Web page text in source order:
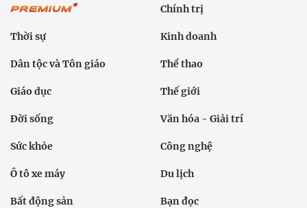
Chính trị
Thời sự Kinh doanh
Dân tộc và Tôn giáo Thể thao
Giáo dục Thế giới
Đời sống Văn hóa - Giải trí
Sức khỏe Công nghệ
Ô tô xe máy Du lịch
Bất động sản Bạn đọc